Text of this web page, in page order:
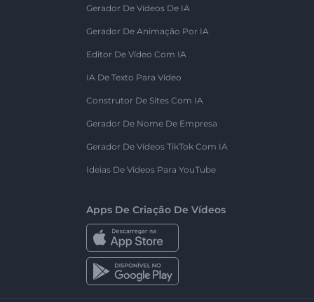
Gerador De Vídeos De IA
Gerador De Animação Por IA
Editor De Vídeo Com IA
IA De Texto Para Vídeo
Construtor De Sites Com IA
Gerador De Nome De Empresa
Gerador De Vídeos TikTok Com IA
Ideias De Vídeos Para YouTube
Apps De Criação De Vídeos